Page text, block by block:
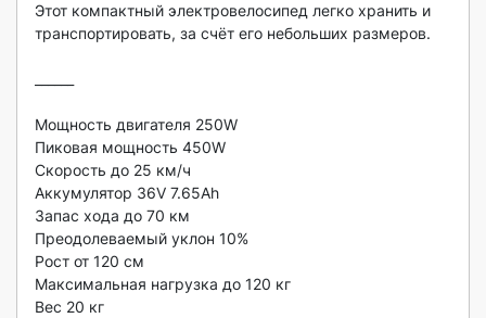
Этот компактный электровелосипед легко хранить и
транспортировать, за счёт его небольших размеров.
Мощность двигателя 250W
Пиковая мощность 450W
Скорость до 25 км/ч
Аккумулятор 36V 7.65Ah
Запас хода до 70 км
Преодолеваемый уклон 10%
Рост от 120 см
Максимальная нагрузка до 120 кг
Вес 20 кг